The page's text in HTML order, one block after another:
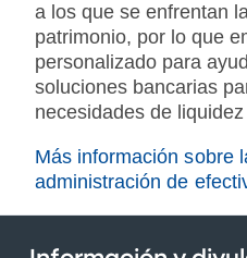
a los que se enfrentan
patrimonio, por lo que
personalizado para
soluciones bancarias
necesidades de
Más información sobre
administración de